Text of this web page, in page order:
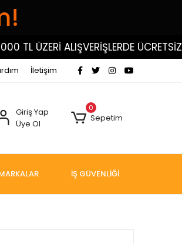
ÜZERİ ALIŞVERİŞLERDE ÜCRETSİZ
İletişim
Giriş Yap
Üye Ol
0
Sepetim
İŞ GÜVENLİĞİ